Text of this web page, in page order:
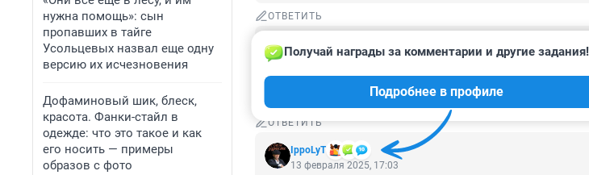
нужна помощь»: сын
пропавших в тайге
Усольцевых назвал еще одну
версию их исчезновения
Дофаминовый шик, блеск,
красота. Фанки-стайл в
одежде: что это такое и как
его носить — примеры
образов с фото
ОТВЕТИТЬ
13 февраля 2025, 20:16
Он в Омске думал отсидеться, типа глушь, типа не
области появилось откуда -то!!!!!!!!!!!!!
ОТВЕТИТЬ
IppoLyT
Получай награды за комментарии и другие задания!
Подробнее в профиле
13 февраля 2025, 17:03